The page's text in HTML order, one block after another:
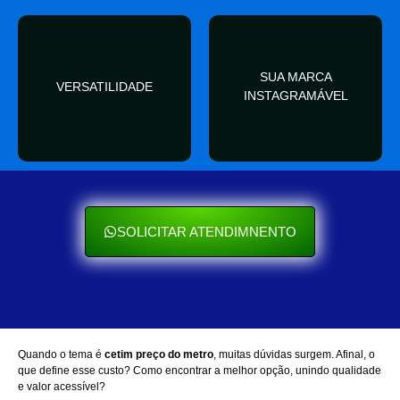
VERSATILIDADE
ocasião e sempre agrega
SUA MARCA
INSTAGRAMÁVEL
Seu cliente ama mostrar
nas redes sociais
SOLICITAR ATENDIMNENTO
Quando o tema é cetim preço do metro, muitas dúvidas surgem. Afinal, o
que define esse custo? Como encontrar a melhor opção, unindo qualidade
e valor acessível?